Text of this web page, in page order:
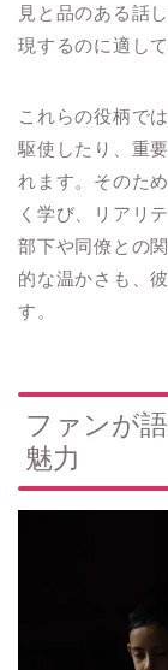
見と品のある話
現するのに適し
これらの役柄で
駆使したり、重
れます。そのた
く学び、リアリ
部下や同僚との
的な温かさも、
す。
ファンが
魅力